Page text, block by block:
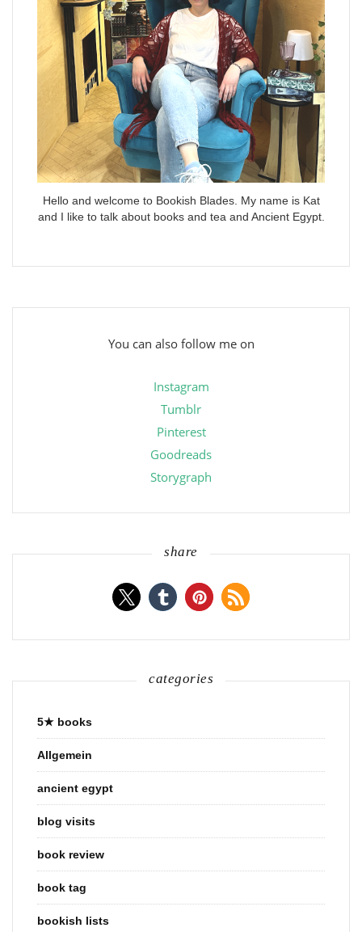
Hello and welcome to Bookish Blades. My name is Kat
and I like to talk about books and tea and Ancient Egypt.
You can also follow me on
Instagram
Tumblr
Pinterest
Goodreads
Storygraph
share
categories
5★ books
Allgemein
ancient egypt
blog visits
book review
book tag
bookish lists